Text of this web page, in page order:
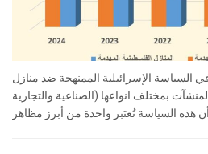
تصاعدا في السياسة الإسرائيلية الممنهجة ضد منازل
بمختلف انواعها (الصناعية والتجارية